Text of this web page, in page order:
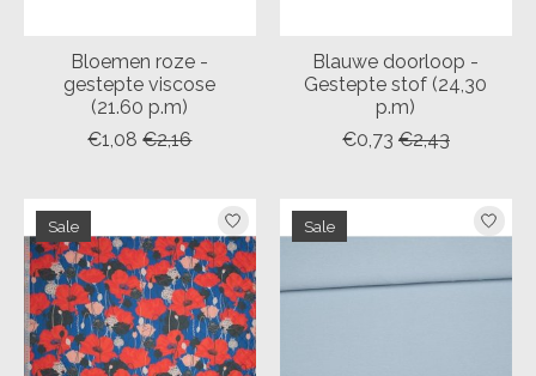
Bloemen roze -
gestepte viscose
(21.60 p.m)
€1,08 €2,16
Blauwe doorloop -
Gestepte stof (24,30
p.m)
€0,73 €2,43
Sale Sale